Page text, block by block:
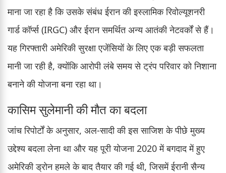
माना जा रहा है कि उसके संबंध ईरान की इस्लामिक रिवोल्यूशनरी
गार्ड कॉर्प्स (IRGC) और ईरान समर्थित अन्य आतंकी नेटवर्कों से हैं।
यह गिरफ्तारी अमेरिकी सुरक्षा एजेंसियों के लिए एक बड़ी सफलता
मानी जा रही है, क्योंकि आरोपी लंबे समय से ट्रंप परिवार को निशाना
बनाने की योजना बना रहा था।
कासिम सुलेमानी की मौत का बदला
जांच रिपोर्टों के अनुसार, अल-सादी की इस साजिश के पीछे मुख्य
उद्देश्य बदला लेना था और यह पूरी योजना 2020 में बगदाद में हुए
अमेरिकी ड्रोन हमले के बाद तैयार की गई थी, जिसमें ईरानी सैन्य